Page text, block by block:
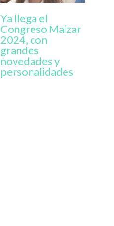
Ya llega el
Congreso Maizar
2024, con
grandes
novedades y
personalidades